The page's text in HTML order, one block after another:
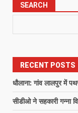
SEARCH
RECENT POSTS
धौलाना: गांव लालपुर में
सीडीओ ने सहकारी गन्ना